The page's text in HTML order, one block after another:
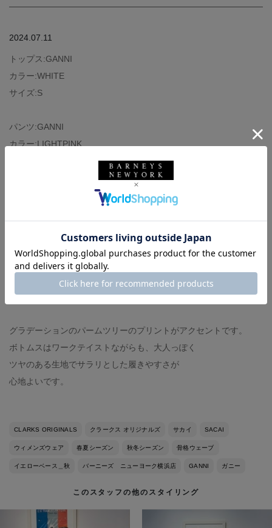
2024.07.11
トップス:GANNI
カラー:WHITE
サイズ:S
パンツ:GANNI
カラー:LIGHTPINK
サンダル:CLARKSORIGINALS
カラー:BEIGE
サイズ:25
グラデーションのパームツリーのプリントがアクセントです。
ボトムスはワークテイストながらも、大人っぽく
ツヤのある生地でサラリとした履きやすさが
心地よいです。
CLARKS ORIGINALS クラークス オリジナルズ サカイ SACAI
ウィメンズウェア 春夏シーズン 秋冬シーズン 骨格ウェーブ
イエローベース＿秋 バーニーズ ニューヨーク横浜店 GANNI ガニー
このスタッフの他のスタイリング